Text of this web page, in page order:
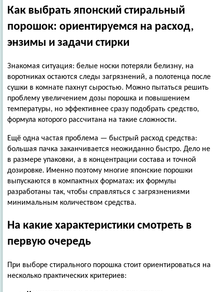
Как выбрать японский стиральный
порошок: ориентируемся на расход,
энзимы и задачи стирки
Знакомая ситуация: белые носки потеряли белизну, на
воротниках остаются следы загрязнений, а полотенца после
сушки в комнате пахнут сыростью. Можно пытаться решить
проблему увеличением дозы порошка и повышением
температуры, но эффективнее сразу подобрать средство,
формула которого рассчитана на такие сложности.
Ещё одна частая проблема — быстрый расход средства:
большая пачка заканчивается неожиданно быстро. Дело не
в размере упаковки, а в концентрации состава и точной
дозировке. Именно поэтому многие японские порошки
выпускаются в компактных форматах: их формулы
разработаны так, чтобы справляться с загрязнениями
минимальным количеством средства.
На какие характеристики смотреть в
первую очередь
При выборе стирального порошка стоит ориентироваться на
несколько практических критериев: